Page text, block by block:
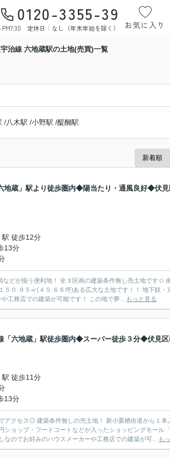
0120-3355-39
定休日：なし（年末年始を除く） お気に入り
治線 六地蔵駅の土地(売買)一覧
/八木駅 /小野駅 /醍醐駅
蔵」駅より徒歩圏内◆陽当たり・通風良好◆伏見
駅 徒歩12分
13分
どが揃う便利地！ 全３区画の建築条件無し売土地です☆
０.９５㎡(４５.６６坪)ある広大な土地です！！ 地下鉄・
工務店での建築が可能です！ この地で夢... もっと見る
六地蔵」駅徒歩圏内◆スーパー徒歩３分◆伏見区
駅 徒歩11分
13分
クセス◎ 建築条件無しの売土地！ 新小栗栖街道から１本
ョップ・フードコートなどが入ったショッピングモール
のでお好みのハウスメーカーや工務店での建築が可... も